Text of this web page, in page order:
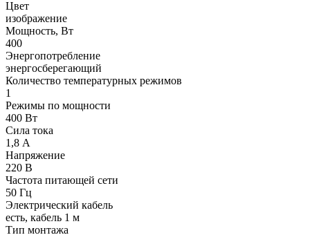
Цвет
изображение
Мощность, Вт
400
Энергопотребление
энергосберегающий
Количество температурных режимов
1
Режимы по мощности
400 Вт
Сила тока
1,8 А
Напряжение
220 В
Частота питающей сети
50 Гц
Электрический кабель
есть, кабель 1 м
Тип монтажа